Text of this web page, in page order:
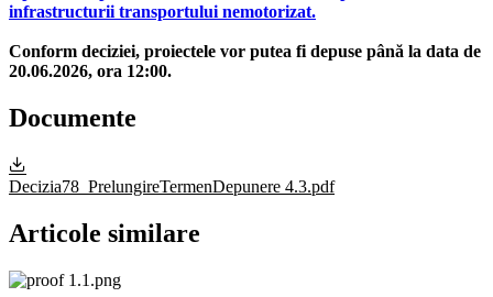
infrastructurii transportului nemotorizat.
Conform deciziei, proiectele vor putea fi depuse până la data de
20.06.2026, ora 12:00.
Documente
Decizia78_PrelungireTermenDepunere 4.3.pdf
Articole similare